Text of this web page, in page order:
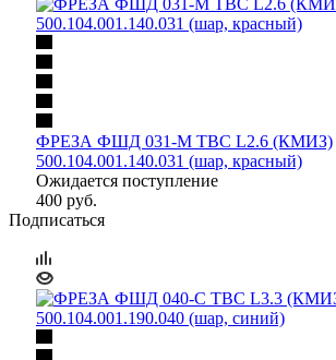
ФРЕЗА ФШД 031-М ТВС L2.6 (КМИЗ)
500.104.001.140.031 (шар, красный)
Ожидается поступление
400 руб.
Подписаться